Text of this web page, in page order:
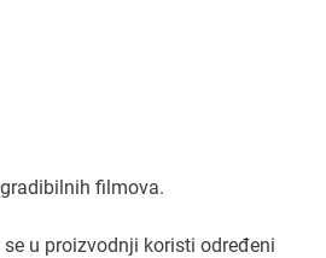
filmova.
u proizvodnji koristi određeni